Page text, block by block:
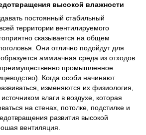
высокой влажности
постоянный стабильный
территории вентилируемого
сказывается на общем
Они отлично подойдут для
аммиачная среда из отходов
промышленное
Когда особи начинают
изменяются их физиология,
влаги в воздухе, которая
на стенах, потолке, подстилке и
развития высокой
вентиляция.